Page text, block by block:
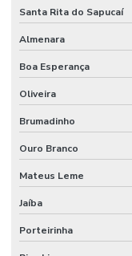
Terraplenagem
Tubulação de agua
Tubulação para coifa
Valor projeto
Santa Rita do Sapucaí
Almenara
Boa Esperança
Oliveira
Brumadinho
Ouro Branco
Mateus Leme
Jaíba
Porteirinha